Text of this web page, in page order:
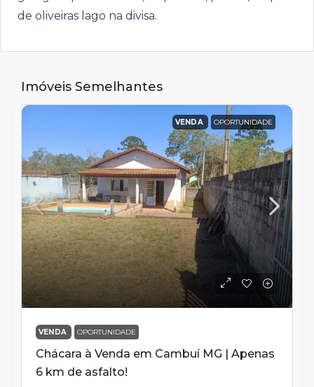
de oliveiras lago na divisa.
Imóveis Semelhantes
VENDA OPORTUNIDADE
VENDA OPORTUNIDADE
Chácara à Venda em Cambuí MG | Apenas
6 km de asfalto!